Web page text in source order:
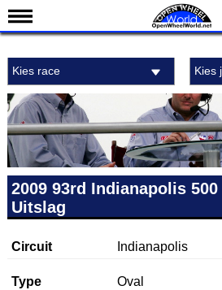
Kalender
Uitslagen
Standen
Coureurs
Teams
IndyCar 101
Kies race Kies
2009 93rd Indianapolis
Uitslag
Circuit Indianapolis
Type Oval